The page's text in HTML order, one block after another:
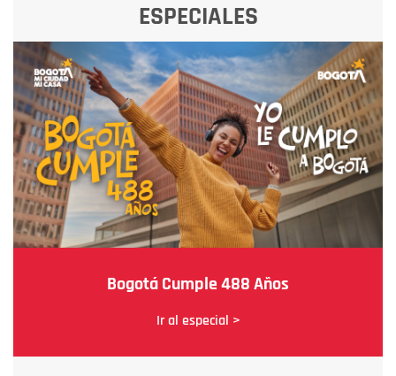
ESPECIALES
Bogotá Cumple 488 Años
Ir al especial >